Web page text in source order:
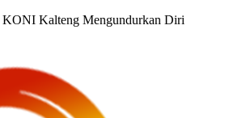
Kalteng Mengundurkan Diri